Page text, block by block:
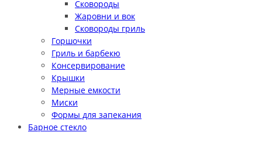
Сковороды
Жаровни и вок
Сковороды гриль
Горшочки
Гриль и барбекю
Консервирование
Крышки
Мерные емкости
Миски
Формы для запекания
Барное стекло